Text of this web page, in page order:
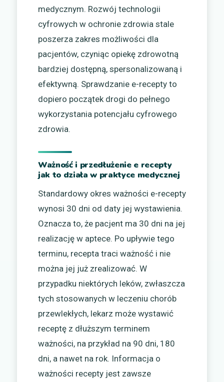
medycznym. Rozwój technologii
cyfrowych w ochronie zdrowia stale
poszerza zakres możliwości dla
pacjentów, czyniąc opiekę zdrowotną
bardziej dostępną, spersonalizowaną i
efektywną. Sprawdzanie e-recepty to
dopiero początek drogi do pełnego
wykorzystania potencjału cyfrowego
zdrowia.
Ważność i przedłużenie e recepty
jak to działa w praktyce medycznej
Standardowy okres ważności e-recepty
wynosi 30 dni od daty jej wystawienia.
Oznacza to, że pacjent ma 30 dni na jej
realizację w aptece. Po upływie tego
terminu, recepta traci ważność i nie
można jej już zrealizować. W
przypadku niektórych leków, zwłaszcza
tych stosowanych w leczeniu chorób
przewlekłych, lekarz może wystawić
receptę z dłuższym terminem
ważności, na przykład na 90 dni, 180
dni, a nawet na rok. Informacja o
ważności recepty jest zawsze